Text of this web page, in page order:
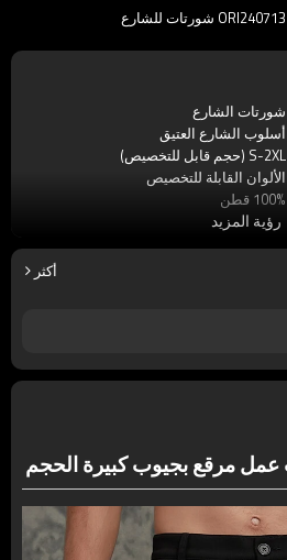
ORI240713 شورتات للشارع
شورتات الشارع
أسلوب الشارع العتيق
S-2XL (حجم قابل للتخصيص)
الألوان القابلة للتخصيص
100% قطن
أقمشة جلد التمساح المرقعة
رؤية المزيد
أكثر